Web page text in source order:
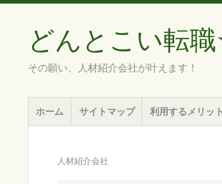
どんとこい転
その願い、人材紹介会社が叶えます！
メ
ニ
コ
ンホーム サイトマップ 利用するメリット
人材紹介会社